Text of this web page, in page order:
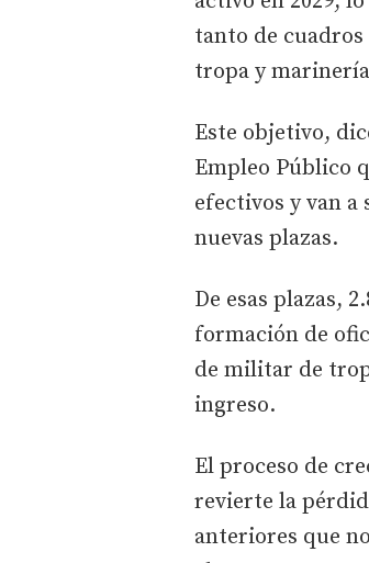
tanto de
tropa y
Este objetivo,
Empleo Público
efectivos y van a
nuevas plazas.
De esas plazas,
formación de
de militar de
ingreso.
El proceso de
revierte la
anteriores que